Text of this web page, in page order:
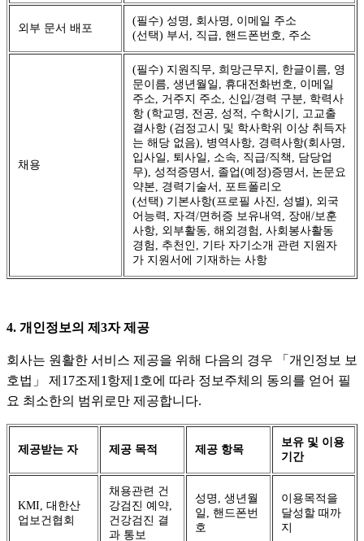
외부 문서 배포
(필수) 성명, 회사명, 이메일 주소
(선택) 부서, 직급, 핸드폰번호, 주소
채용
(필수) 지원직무, 희망근무지, 한글이름, 영
문이름, 생년월일, 휴대전화번호, 이메일
주소, 거주지 주소, 신입/경력 구분, 학력사
항 (학교명, 전공, 성적, 수학시기, 고교출
결사항 (검정고시 및 학사학위 이상 취득자
는 해당 없음), 병역사항, 경력사항(회사명,
입사일, 퇴사일, 소속, 직급/직책, 담당업
무), 성적증명서, 졸업(예정)증명서, 논문요
약본, 경력기술서, 포트폴리오
(선택) 기본사항(프로필 사진, 성별), 외국
어능력, 자격/면허증 보유내역, 장애/보훈
사항, 외부활동, 해외경험, 사회봉사활동
경험, 추천인, 기타 자기소개 관련 지원자
가 지원서에 기재하는 사항
4. 개인정보의 제3자 제공
회사는 원활한 서비스 제공을 위해 다음의 경우 「개인정보 보
호법」 제17조제1항제1호에 따라 정보주체의 동의를 얻어 필
요 최소한의 범위로만 제공합니다.
제공받는 자 제공 목적 제공 항목
보유 및 이용
기간
KMI, 대한산
업보건협회
채용관련 건
강검진 예약,
건강검진 결
과 통보
성명, 생년월
일, 핸드폰번
호
이용목적을
달성할 때까
지